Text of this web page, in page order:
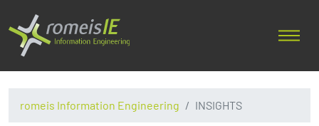
romeis Information Engineering INSIGHTS